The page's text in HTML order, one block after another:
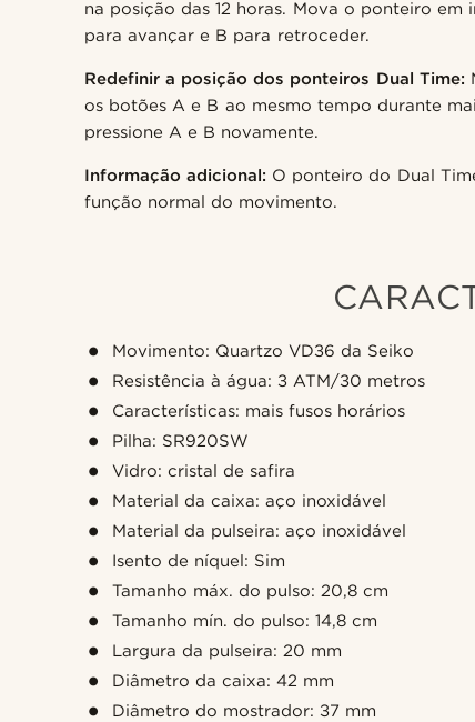
na posição das 12 horas. Mova o ponteiro
para avançar e B para retroceder.
Redefinir a posição dos ponteiros Dual Time:
os botões A e B ao mesmo tempo durante
pressione A e B novamente.
Informação adicional: O ponteiro do Dual
função normal do movimento.
Movimento: Quartzo VD36 da Seiko
Resistência à água: 3 ATM/30 metros
Características: mais fusos horários
Pilha: SR920SW
Vidro: cristal de safira
Material da caixa: aço inoxidável
Material da pulseira: aço inoxidável
Isento de níquel: Sim
Tamanho máx. do pulso: 20,8 cm
Tamanho mín. do pulso: 14,8 cm
Largura da pulseira: 20 mm
Diâmetro da caixa: 42 mm
Diâmetro do mostrador: 37 mm